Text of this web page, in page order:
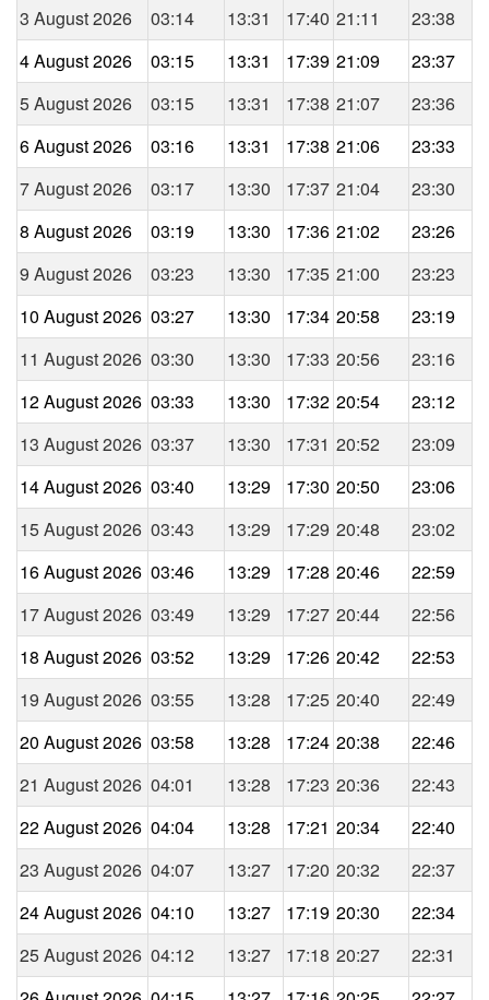
3 August 2026
03:14 13:31 17:40 21:11
23:38
4 August 2026
03:15 13:31 17:39 21:09
23:37
5 August 2026
03:15 13:31 17:38 21:07
23:36
6 August 2026
03:16 13:31 17:38 21:06
23:33
7 August 2026
03:17 13:30 17:37 21:04
23:30
8 August 2026
03:19 13:30 17:36 21:02
23:26
9 August 2026
03:23 13:30 17:35 21:00
23:23
10 August 2026 03:27 13:30 17:34 20:58
23:19
11 August 2026 03:30 13:30 17:33 20:56
23:16
12 August 2026 03:33 13:30 17:32 20:54
23:12
13 August 2026 03:37 13:30 17:31 20:52
23:09
14 August 2026 03:40 13:29 17:30 20:50
23:06
15 August 2026 03:43 13:29 17:29 20:48
23:02
16 August 2026 03:46 13:29 17:28 20:46
22:59
17 August 2026 03:49 13:29 17:27 20:44
22:56
18 August 2026 03:52 13:29 17:26 20:42
22:53
19 August 2026 03:55 13:28 17:25 20:40
22:49
20 August 2026 03:58 13:28 17:24 20:38
22:46
21 August 2026 04:01 13:28 17:23 20:36
22:43
22 August 2026 04:04 13:28 17:21 20:34
22:40
23 August 2026 04:07 13:27 17:20 20:32
22:37
24 August 2026 04:10 13:27 17:19 20:30
22:34
25 August 2026 04:12 13:27 17:18 20:27
22:31